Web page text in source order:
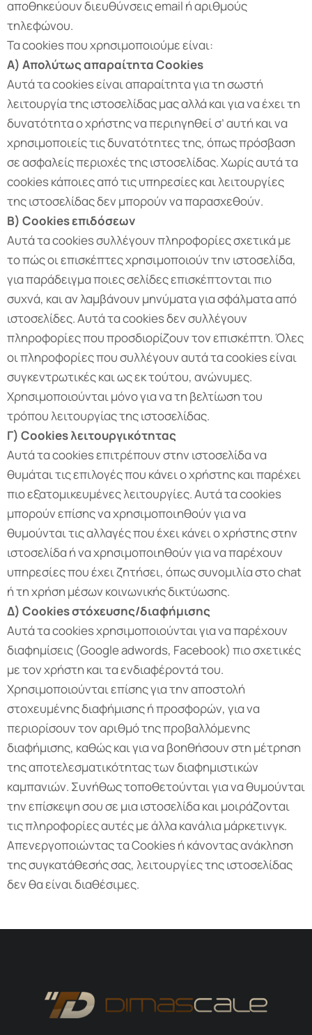
αποθηκεύουν διευθύνσεις email ή αριθμούς
τηλεφώνου.
Τα cookies που χρησιμοποιούμε είναι:
Α) Απολύτως απαραίτητα Cookies
Αυτά τα cookies είναι απαραίτητα για τη σωστή
λειτουργία της ιστοσελίδας μας αλλά και για να έχει τη
δυνατότητα ο χρήστης να περιηγηθεί σ’ αυτή και να
χρησιμοποιείς τις δυνατότητες της, όπως πρόσβαση
σε ασφαλείς περιοχές της ιστοσελίδας. Χωρίς αυτά τα
cookies κάποιες από τις υπηρεσίες και λειτουργίες
της ιστοσελίδας δεν μπορούν να παρασχεθούν.
Β) Cookiesεπιδόσεων
Αυτά τα cookies συλλέγουν πληροφορίες σχετικά με
το πώς οι επισκέπτες χρησιμοποιούν την ιστοσελίδα,
για παράδειγμα ποιες σελίδες επισκέπτονται πιο
συχνά, και αν λαμβάνουν μηνύματα για σφάλματα από
ιστοσελίδες. Αυτά τα cookies δεν συλλέγουν
πληροφορίες που προσδιορίζουν τον επισκέπτη. Όλες
οι πληροφορίες που συλλέγουν αυτά τα cookies είναι
συγκεντρωτικές και ως εκ τούτου, ανώνυμες.
Χρησιμοποιούνται μόνο για να τη βελτίωση του
τρόπου λειτουργίας της ιστοσελίδας.
Γ) Cookiesλειτουργικότητας
Αυτά τα cookies επιτρέπουν στην ιστοσελίδα να
θυμάται τις επιλογές που κάνει ο χρήστης και παρέχει
πιο εξατομικευμένες λειτουργίες. Αυτά τα cookies
μπορούν επίσης να χρησιμοποιηθούν για να
θυμούνται τις αλλαγές που έχει κάνει ο χρήστης στην
ιστοσελίδα ή να χρησιμοποιηθούν για να παρέχουν
υπηρεσίες που έχει ζητήσει, όπως συνομιλία στο chat
ή τη χρήση μέσων κοινωνικής δικτύωσης.
Δ) Cookiesστόχευσης/διαφήμισης
Αυτά τα cookies χρησιμοποιούνται για να παρέχουν
διαφημίσεις (Google adwords, Facebook) πιο σχετικές
με τον χρήστη και τα ενδιαφέροντά του.
Χρησιμοποιούνται επίσης για την αποστολή
στοχευμένης διαφήμισης ή προσφορών, για να
περιορίσουν τον αριθμό της προβαλλόμενης
διαφήμισης, καθώς και για να βοηθήσουν στη μέτρηση
της αποτελεσματικότητας των διαφημιστικών
καμπανιών. Συνήθως τοποθετούνται για να θυμούνται
την επίσκεψη σου σε μια ιστοσελίδα και μοιράζονται
τις πληροφορίες αυτές με άλλα κανάλια μάρκετινγκ.
Απενεργοποιώντας τα Cookies ή κάνοντας ανάκληση
της συγκατάθεσής σας, λειτουργίες της ιστοσελίδας
δεν θα είναι διαθέσιμες.